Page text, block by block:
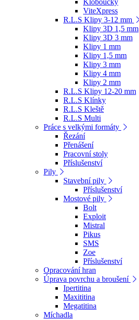
ViteXpress
R.L.S Klipy 3-12 mm
Klipy 3D 1,5 mm
Klipy 3D 3 mm
Klipy 1 mm
Klipy 1,5 mm
Klipy 3 mm
Klipy 4 mm
Klipy 2 mm
R.L.S Klipy 12-20 mm
R.L.S Klínky
R.L.S Kleště
R.L.S Multi
Práce s velkými formáty
Řezání
Přenášení
Pracovní stoly
Příslušenství
Pily
Stavební pily
Příslušenství
Mostové pily
Bolt
Exploit
Mistral
Pikus
SMS
Zoe
Příslušenství
Opracování hran
Úprava povrchu a broušení
Ipertitina
Maxititina
Megatitina
Míchadla